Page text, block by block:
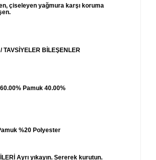
çiseleyen yağmura karşı koruma
TAVSİYELER BİLEŞENLER
Pamuk 40.00%
%20 Polyester
Ayrı yıkayın. Sererek kurutun.